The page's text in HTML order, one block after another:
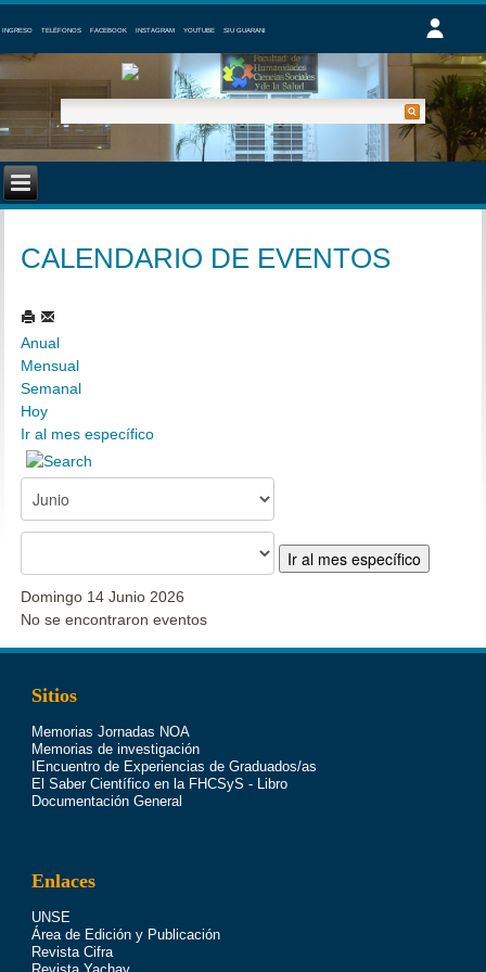
INGRESO TELÉFONOS FACEBOOK INSTAGRAM YOUTUBE SIU GUARANI
CALENDARIO DE EVENTOS
Anual
Mensual
Semanal
Hoy
Ir al mes específico
Ir al mes específico
Domingo 14 Junio 2026
No se encontraron eventos
Sitios
Memorias Jornadas NOA
Memorias de investigación
IEncuentro de Experiencias de Graduados/as
El Saber Científico en la FHCSyS - Libro
Documentación General
Enlaces
UNSE
Área de Edición y Publicación
Revista Cifra